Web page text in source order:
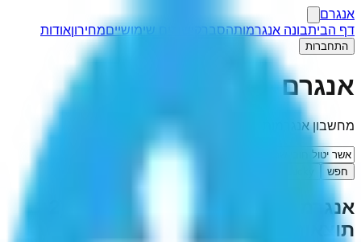
אנגרם
דף הביתבונה אנגרמותהסבר קישורים שימושייםמחירוןאודות
התחברות
אנגרם
מחשבון אנגרמות
חפש
אנגרמה ל-"
תוצאות)